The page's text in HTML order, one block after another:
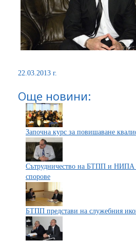
22.03.2013 г.
Още новини:
Започна курс за повишаване
Сътрудничество на БТПП и НИПА
спорове
БТПП представи на служебния